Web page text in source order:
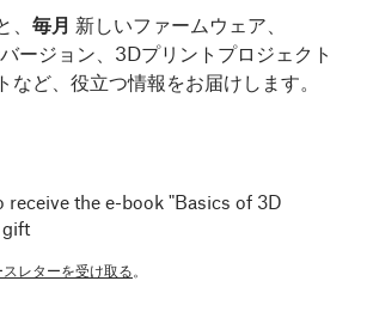
毎月 新しいファームウェア、
ージョン、3Dプリントプロジェクト
など、役立つ情報をお届けします。
receive the e-book "Basics of 3D
gift
スレターを受け取る。